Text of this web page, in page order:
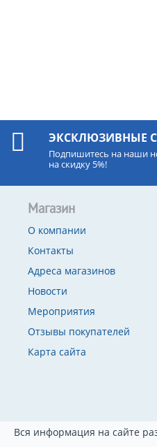
ЭКСКЛЮЗИВНЫЕ
Подпишитесь на наши
на скидку 5%!
Магазин
О компании
Контакты
Адреса магазинов
Новости
Мероприятия
Отзывы покупателей
Карта сайта
Вся информация на сайте